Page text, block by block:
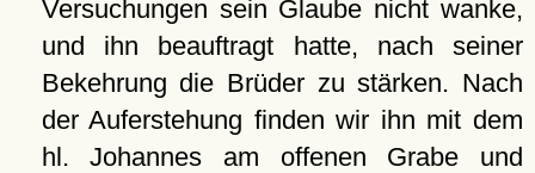
Versuchungen sein Glaube nicht wanke,
und ihn beauftragt hatte, nach seiner
Bekehrung die Brüder zu stärken. Nach
der Auferstehung finden wir ihn mit dem
hl. Johannes am offenen Grabe und